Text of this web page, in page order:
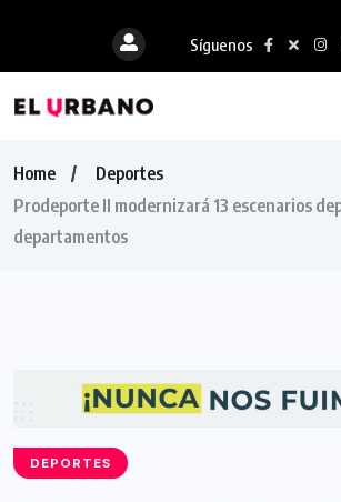
Síguenos
Home
Deportes
Prodeporte II modernizará 13 escenarios
departamentos
DEPORTES